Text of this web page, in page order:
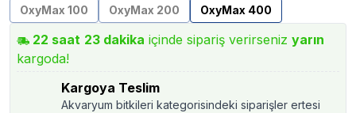
OxyMax 100
OxyMax 200 OxyMax 400
22 saat 23 dakika içinde sipariş verirseniz yarın
kargoda!
Kargoya Teslim
Akvaryum bitkileri kategorisindeki siparişler ertesi